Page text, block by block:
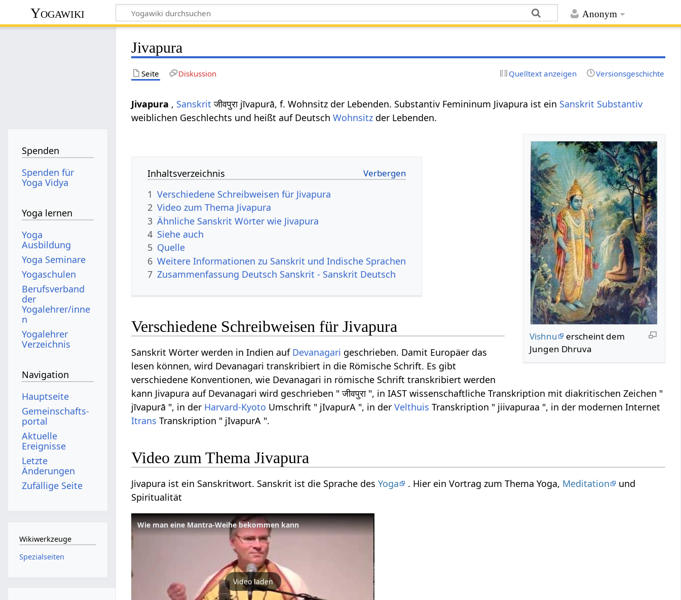
Anonym
Yogawiki
Jivapura
Seite Diskussion Quelltext anzeigen Versionsgeschichte
Jivapura , Sanskrit जीवपुरा jīvapurā, f. Wohnsitz der Lebenden. Substantiv Femininum Jivapura ist ein Sanskrit Substantiv
weiblichen Geschlechts und heißt auf DeutschWohnsitz der Lebenden.
Vishnu
erscheint dem
Jungen Dhruva
Inhaltsverzeichnis
1 Verschiedene Schreibweisen für Jivapura
2 Video zum Thema Jivapura
3 Ähnliche Sanskrit Wörter wie Jivapura
4 Siehe auch
5 Quelle
6 Weitere Informationen zu Sanskrit und Indische Sprachen
7 Zusammenfassung Deutsch Sanskrit - Sanskrit Deutsch
Verschiedene Schreibweisen für Jivapura
Sanskrit Wörter werden in Indien auf Devanagari geschrieben. Damit Europäer das
lesen können, wird Devanagari transkribiert in die Römische Schrift. Es gibt
verschiedene Konventionen, wie Devanagari in römische Schrift transkribiert werden
kann Jivapura auf Devanagari wird geschrieben " जीवपुरा ", in IAST wissenschaftliche Transkription mit diakritischen Zeichen "
jīvapurā ", in der Harvard-Kyoto Umschrift " jIvapurA ", in derVelthuis Transkription " jiivapuraa ", in der modernen Internet
Itrans Transkription " jIvapurA ".
Video zum Thema Jivapura
Jivapura ist ein Sanskritwort. Sanskrit ist die Sprache desYoga . Hier ein Vortrag zum Thema Yoga, Meditation
und
Spiritualität
Wie man eine Mantra-Weihe bekommen kann
Video laden
Spenden
Spenden für
Yoga Vidya
Yoga lernen
Yoga
Ausbildung
Yoga Seminare
Yogaschulen
Berufsverband
der
Yogalehrer/inne
n
Yogalehrer
Verzeichnis
Navigation
Hauptseite
Gemeinschafts­
portal
Aktuelle
Ereignisse
Letzte
Änderungen
Zufällige Seite
Wikiwerkzeuge
Spezialseiten